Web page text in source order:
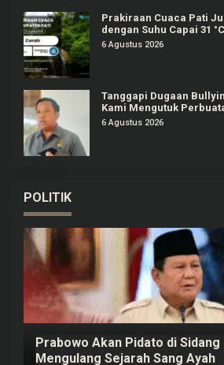
Prakiraan Cuaca Pati
dengan Suhu Capai 31 °C
6 Agustus 2026
Tanggapi Dugaan
Kami Mengutuk
6 Agustus 2026
POLITIK
Prabowo Akan Pidato di
Mengulang Sejarah Sang Ayah